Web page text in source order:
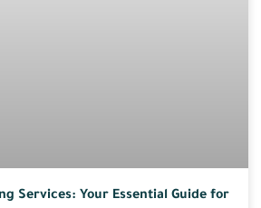
Services: Your Essential Guide for